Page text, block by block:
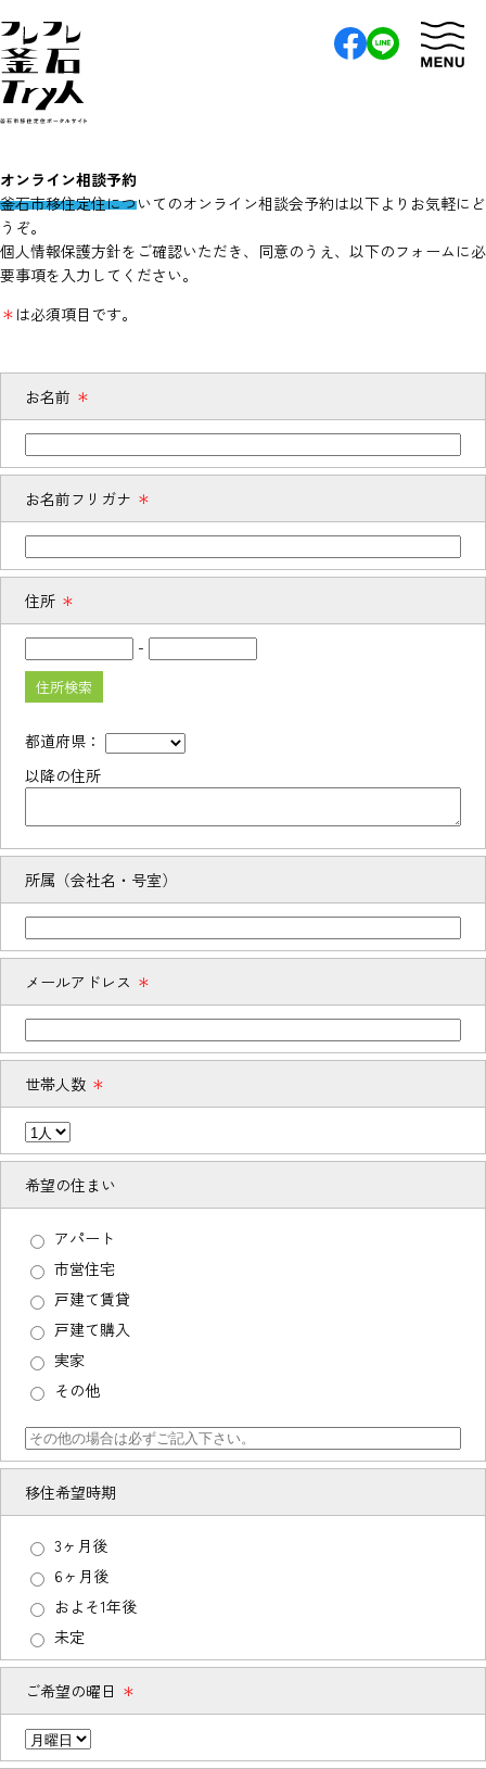
オンライン相談予約
釜石市移住定住についてのオンライン相談会予約は以下よりお気軽にど
うぞ。
個人情報保護方針をご確認いただき、同意のうえ、以下のフォームに必
要事項を入力してください。
＊ は必須項目です。
お名前 ＊
お名前フリガナ ＊
住所 ＊
-
住所検索
都道府県：
以降の住所
所属（会社名・号室）
メールアドレス ＊
世帯人数 ＊
希望の住まい
アパート
市営住宅
戸建て賃貸
戸建て購入
実家
その他
移住希望時期
3ヶ月後
6ヶ月後
およそ1年後
未定
ご希望の曜日 ＊